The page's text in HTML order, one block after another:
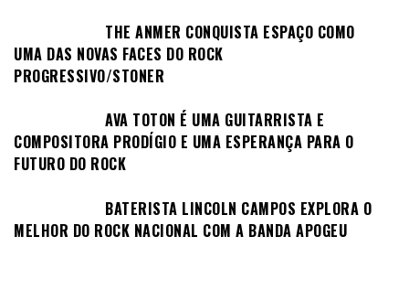
THE ANMER CONQUISTA ESPAÇO COMO
UMA DAS NOVAS FACES DO ROCK
PROGRESSIVO/STONER
AVA TOTON É UMA GUITARRISTA E
COMPOSITORA PRODÍGIO E UMA ESPERANÇA PARA O
FUTURO DO ROCK
BATERISTA LINCOLN CAMPOS EXPLORA O
MELHOR DO ROCK NACIONAL COM A BANDA APOGEU